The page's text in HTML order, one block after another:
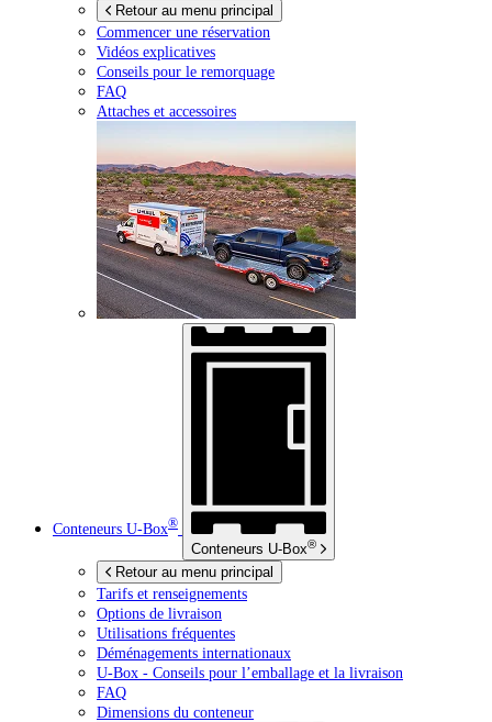
Retour au menu principal
Commencer une réservation
Vidéos explicatives
Conseils pour le remorquage
FAQ
Attaches et accessoires
Conteneurs U-Box®
Conteneurs U-Box®
Retour au menu principal
Tarifs et renseignements
Options de livraison
Utilisations fréquentes
Déménagements internationaux
U-Box - Conseils pour l’emballage et la livraison
FAQ
Dimensions du conteneur